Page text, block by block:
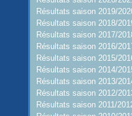
Résultats saison 2019/
Résultats saison 2018/
Résultats saison 2017/
Résultats saison 2016/
Résultats saison 2015/
Résultats saison 2014/
Résultats saison 2013/
Résultats saison 2012/
Résultats saison 2011/